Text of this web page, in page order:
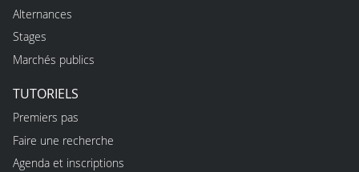
Alternances
Stages
Marchés publics
TUTORIELS
Premiers pas
Faire une recherche
Agenda et inscriptions